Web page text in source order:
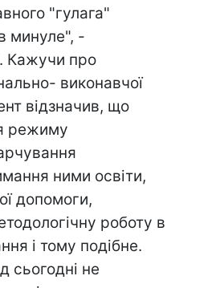
"гулага"
минуле", -
Кажучи про
виконавчої
відзначив, що
режиму
ними освіти,
допомоги,
роботу в
і тому подібне.
сьогодні не